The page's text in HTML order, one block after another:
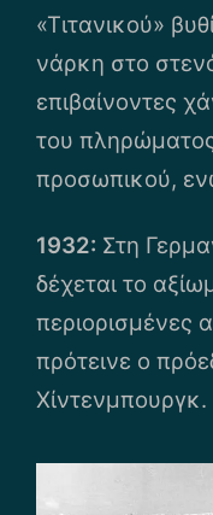
«Τιτανικού»
νάρκη στο
επιβαίνοντες
του
προσωπικού,
1932: Στη
δέχεται το
περιορισμένες
πρότεινε ο
Χίντενμπουργκ.